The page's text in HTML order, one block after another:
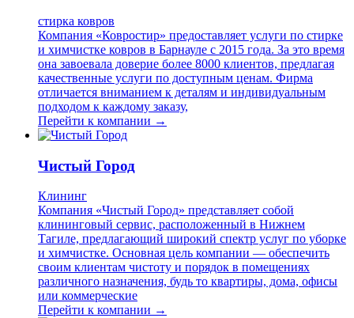
стирка ковров
Компания «Ковростир» предоставляет услуги по стирке
и химчистке ковров в Барнауле с 2015 года. За это время
она завоевала доверие более 8000 клиентов, предлагая
качественные услуги по доступным ценам. Фирма
отличается вниманием к деталям и индивидуальным
подходом к каждому заказу,
Перейти к компании →
Чистый Город
Клининг
Компания «Чистый Город» представляет собой
клининговый сервис, расположенный в Нижнем
Тагиле, предлагающий широкий спектр услуг по уборке
и химчистке. Основная цель компании — обеспечить
своим клиентам чистоту и порядок в помещениях
различного назначения, будь то квартиры, дома, офисы
или коммерческие
Перейти к компании →